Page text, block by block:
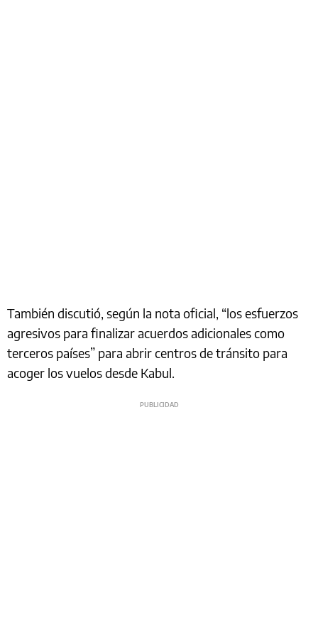
También discutió, según la nota oficial, “los esfuerzos
agresivos para finalizar acuerdos adicionales como
terceros países” para abrir centros de tránsito para
acoger los vuelos desde Kabul.